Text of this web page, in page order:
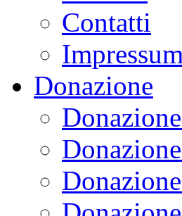
Contatti
Impressum
Donazione